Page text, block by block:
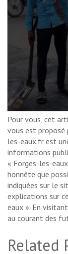
Pour vous, cet
vous est
les-eaux.fr est
informations
« Forges-les-
honnête que
indiquées sur le
explications sur
eaux ». En
au courant des
Related